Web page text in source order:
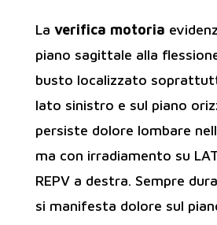
La verifica motoria
piano sagittale alla
busto localizzato
lato sinistro e sul piano
persiste dolore lombare
ma con irradiamento su
REPV a destra. Sempre
si manifesta dolore sul